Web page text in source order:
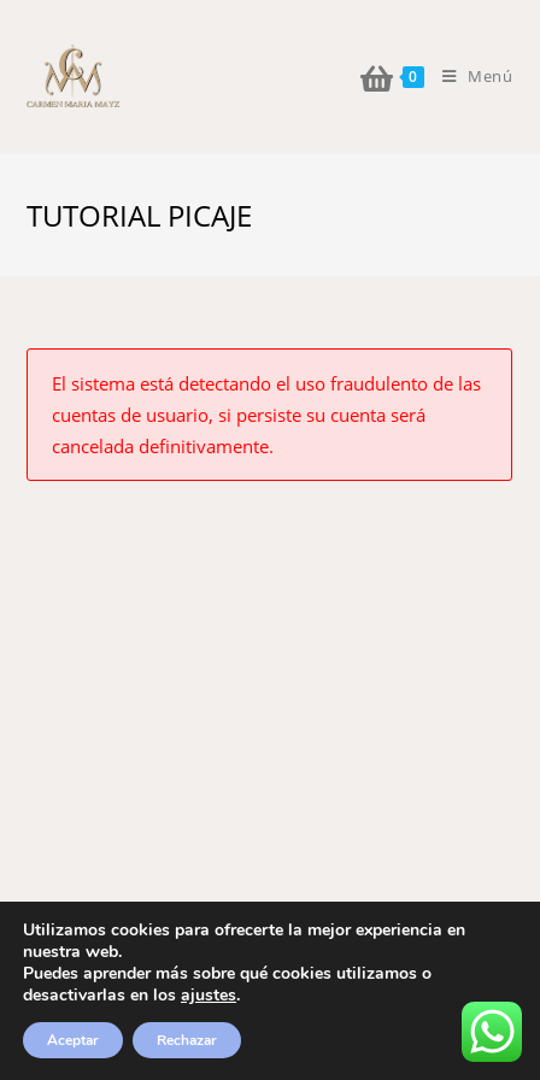
0 Menú
TUTORIAL PICAJE
El sistema está detectando el uso fraudulento de las
cuentas de usuario, si persiste su cuenta será
cancelada definitivamente.
Utilizamos cookies para ofrecerte la mejor experiencia en
nuestra web.
Puedes aprender más sobre qué cookies utilizamos o
desactivarlas en los ajustes.
Aceptar Rechazar